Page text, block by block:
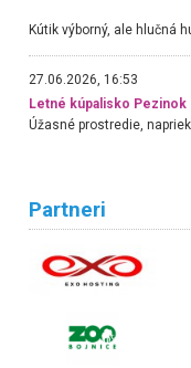
27.06.2026, 16:53
Letné kúpalisko Pezinok
Partneri